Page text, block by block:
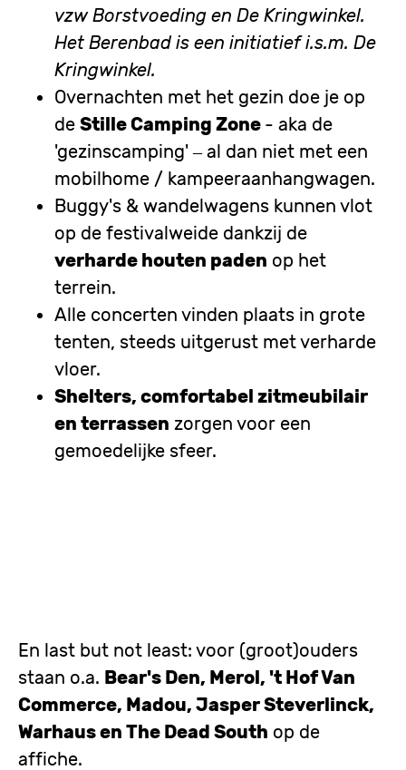
vzw Borstvoeding en De Kringwinkel.
Het Berenbad is een initiatief i.s.m. De
Kringwinkel.
Overnachten met het gezin doe je op
de Stille Camping Zone - aka de
'gezinscamping' – al dan niet met een
mobilhome / kampeeraanhangwagen.
Buggy's & wandelwagens kunnen vlot
op de festivalweide dankzij de
verharde houten paden op het
terrein.
Alle concerten vinden plaats in grote
tenten, steeds uitgerust met verharde
vloer.
Shelters, comfortabel zitmeubilair
en terrassen zorgen voor een
gemoedelijke sfeer.
En last but not least: voor (groot)ouders
staan o.a. Bear's Den, Merol, 't Hof Van
Commerce, Madou, Jasper Steverlinck,
Warhaus en The Dead South op de
affiche.